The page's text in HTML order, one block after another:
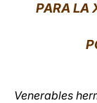
PARA LA
Venerables